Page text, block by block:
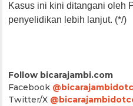
Kasus ini kini ditangani oleh
penyelidikan lebih lanjut. (*/)
Follow bicarajambi.com
Facebook
Twitter/X